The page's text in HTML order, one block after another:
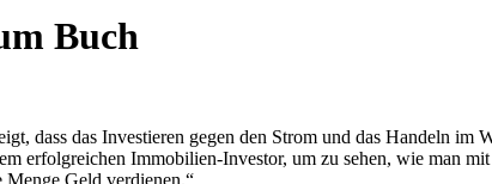
Buch
dass das Investieren gegen den Strom und das Handeln
erfolgreichen Immobilien-Investor, um zu sehen, wie man
Geld verdienen.“